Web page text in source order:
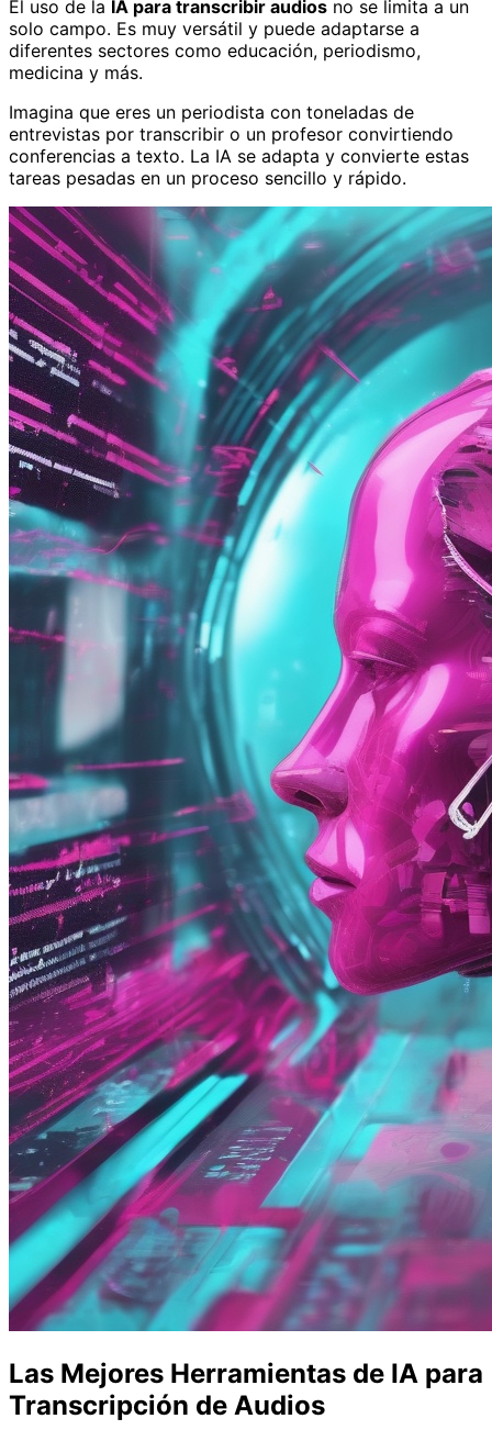
El uso de la IA para transcribir audios no se limita a un
solo campo. Es muy versátil y puede adaptarse a
diferentes sectores como educación, periodismo,
medicina y más.
Imagina que eres un periodista con toneladas de
entrevistas por transcribir o un profesor convirtiendo
conferencias a texto. La IA se adapta y convierte estas
tareas pesadas en un proceso sencillo y rápido.
Las Mejores Herramientas de IA para
Transcripción de Audios